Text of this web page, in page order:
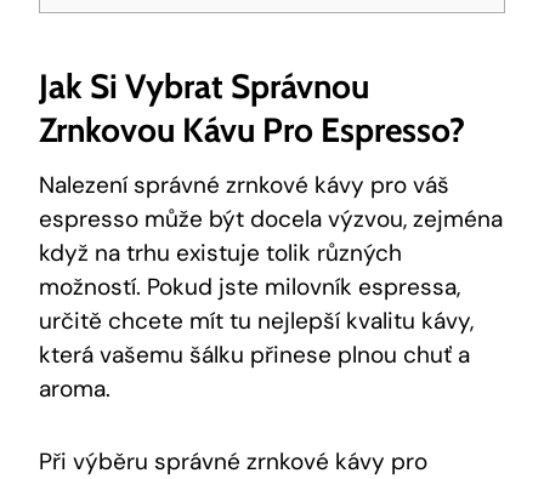
Jak Si Vybrat Správnou
Zrnkovou Kávu Pro Espresso?
Nalezení správné zrnkové kávy pro váš
espresso může být docela výzvou, zejména
když na trhu existuje tolik různých
možností. Pokud jste milovník espressa,
určitě chcete mít tu nejlepší kvalitu kávy,
která vašemu šálku přinese plnou chuť a
aroma.
Při výběru správné zrnkové kávy pro